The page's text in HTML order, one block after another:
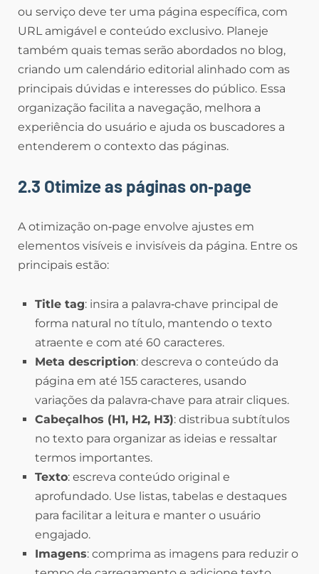
ou serviço deve ter uma página específica, com
URL amigável e conteúdo exclusivo. Planeje
também quais temas serão abordados no blog,
criando um calendário editorial alinhado com as
principais dúvidas e interesses do público. Essa
organização facilita a navegação, melhora a
experiência do usuário e ajuda os buscadores a
entenderem o contexto das páginas.
2.3 Otimize as páginas on‑page
A otimização on‑page envolve ajustes em
elementos visíveis e invisíveis da página. Entre os
principais estão:
Title tag: insira a palavra‑chave principal de
forma natural no título, mantendo o texto
atraente e com até 60 caracteres.
Meta description: descreva o conteúdo da
página em até 155 caracteres, usando
variações da palavra‑chave para atrair cliques.
Cabeçalhos (H1, H2, H3): distribua subtítulos
no texto para organizar as ideias e ressaltar
termos importantes.
Texto: escreva conteúdo original e
aprofundado. Use listas, tabelas e destaques
para facilitar a leitura e manter o usuário
engajado.
Imagens: comprima as imagens para reduzir o